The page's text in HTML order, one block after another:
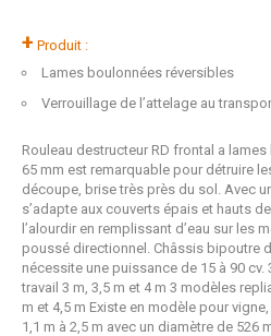
+ Produit :
Lames boulonnées réversibles
Verrouillage de l’attelage au
Rouleau destructeur RD frontal a
65 mm est remarquable pour détruire
découpe, brise très près du sol. Avec
s’adapte aux couverts épais et hauts
l’alourdir en remplissant d’eau sur les
poussé directionnel. Châssis bipoutre
nécessite une puissance de 15 à 90
travail 3 m, 3,5 m et 4 m 3 modèles
m et 4,5 m Existe en modèle pour
1,1 m à 2,5 m avec un diamètre de 526